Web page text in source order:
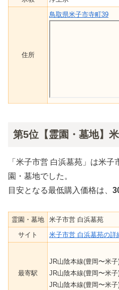
住所
鳥取県米子市寺町39
第5位【霊園・墓地】
「米子市営 白浜墓苑」は米
園・墓地でした。
目安となる最低購入価格は、
霊園・墓地
米子市営 白浜墓苑
サイト
米子市営 白浜墓苑の詳
最寄駅
JR山陰本線(豊岡〜米
JR山陰本線(豊岡〜米
JR山陰本線(豊岡〜米